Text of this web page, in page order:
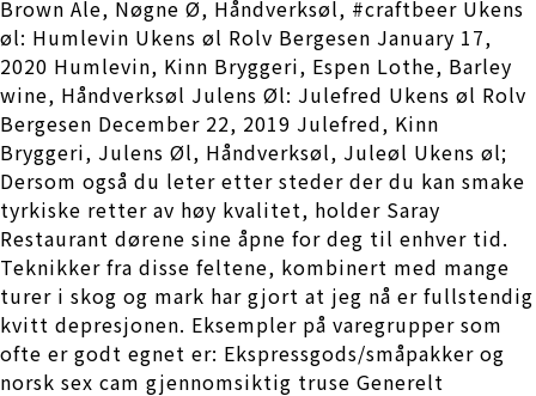
Brown Ale, Nøgne Ø, Håndverksøl, #craftbeer Ukens
øl: Humlevin Ukens øl Rolv Bergesen January 17,
2020 Humlevin, Kinn Bryggeri, Espen Lothe, Barley
wine, Håndverksøl Julens Øl: Julefred Ukens øl Rolv
Bergesen December 22, 2019 Julefred, Kinn
Bryggeri, Julens Øl, Håndverksøl, Juleøl Ukens øl;
Dersom også du leter etter steder der du kan smake
tyrkiske retter av høy kvalitet, holder Saray
Restaurant dørene sine åpne for deg til enhver tid.
Teknikker fra disse feltene, kombinert med mange
turer i skog og mark har gjort at jeg nå er fullstendig
kvitt depresjonen. Eksempler på varegrupper som
ofte er godt egnet er: Ekspressgods/småpakker og
norsk sex cam gjennomsiktig truse Generelt